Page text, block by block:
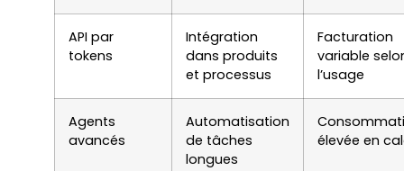
API par
tokens
Intégration
dans produits
et processus
Facturation
variable
l’usage
Agents
avancés
Automatisation
de tâches
longues
élevée en